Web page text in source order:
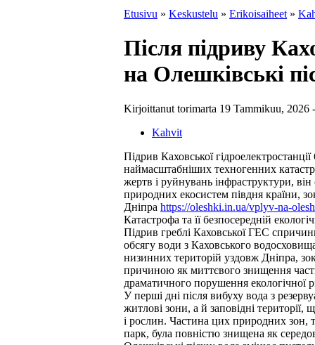
Etusivu » Keskustelu » Erikoisaiheet »
Після підриву
на Олешківські
Kirjoittanut torimarta 19 Tammikuu, 2026
Kahvit
Підрив Каховської
наймасштабніших техногенних
жертв і руйнувань інфраструктури,
природних екосистем півдня країни,
Дніпра https://oleshki.in.ua/vplyv-na-
Катастрофа та її безпосередній
Підрив греблі Каховської ГЕС
обсягу води з Каховського
низинних територій уздовж Дніпра,
причиною як миттєвого знищення
драматичного порушення екологічної
У перші дні після вибуху вода з
житлові зони, а й заповідні
і рослин. Частина цих природних зон,
парк, була повністю знищена як